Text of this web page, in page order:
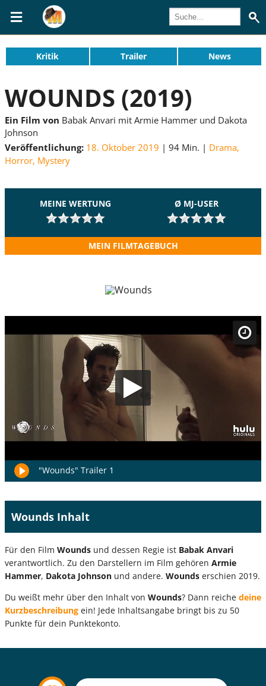
Kritik Trailer News
WOUNDS (2019)
Ein Film von Babak Anvari mit Armie Hammer und Dakota
Johnson
Veröffentlichung: 18. Oktober 2019 94 Min. Drama,
Horror, Mystery
MEINE WERTUNG Ø MJ-USER
MEIN FILMTAGEBUCH
"Wounds" Trailer 1
Wounds Inhalt
Für den Film Wounds und dessen Regie ist Babak Anvari
verantwortlich. Zu den Darstellern im Film gehören Armie
Hammer, Dakota Johnson und andere. Wounds erschien 2019.
Du weißt mehr über den Inhalt von Wounds? Dann reiche deine
Kurzbeschreibung ein! Jede Inhaltsangabe bringt bis zu 50
Punkte für dein Punktekonto.